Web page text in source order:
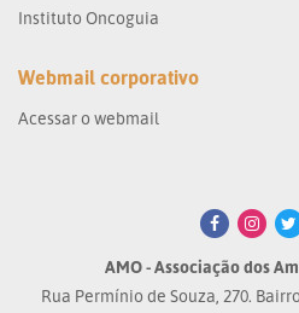
Instituto Oncoguia
Webmail corporativo
Acessar o webmail
AMO - Associação dos
Rua Permínio de Souza, 270.